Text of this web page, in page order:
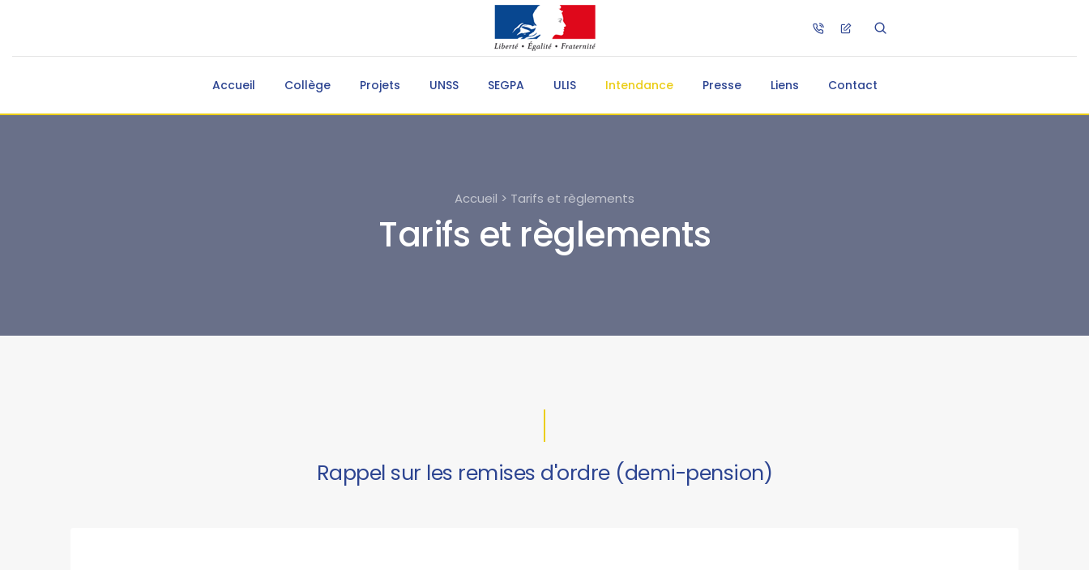
Accueil Collège Projets UNSS SEGPA ULIS Intendance Presse Liens Contact
Accueil > Tarifs et règlements
Tarifs et règlements
Rappel sur les remises d'ordre (demi-pension)